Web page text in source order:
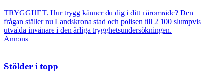
TRYGGHET. Hur trygg känner du dig i ditt närområde? Den
frågan ställer nu Landskrona stad och polisen till 2 100 slumpvis
utvalda invånare i den årliga trygghetsundersökningen.
Annons
Stölder i topp